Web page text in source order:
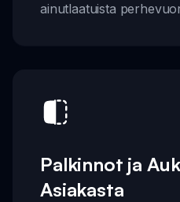
ainutlaatuista
Palkinnot ja
Asiakasta